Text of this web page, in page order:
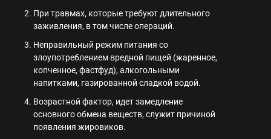
При травмах, которые требуют длительного
заживления, в том числе операций.
Неправильный режим питания со
злоупотреблением вредной пищей (жаренное,
копченное, фастфуд), алкогольными
напитками, газированной сладкой водой.
Возрастной фактор, идет замедление
основного обмена веществ, служит причиной
появления жировиков.